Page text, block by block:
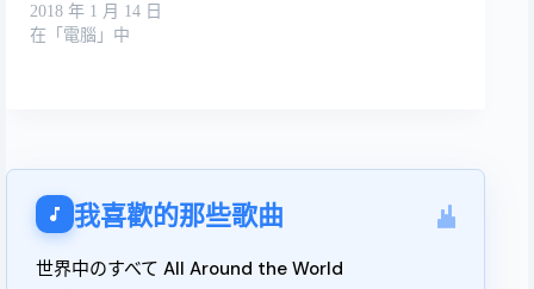
2018 年 1 月 14 日
在「電腦」中
我喜歡的那些歌曲
世界中のすべて All Around the World